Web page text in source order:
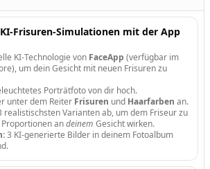
Frisuren-Simulationen mit der App
KI-Technologie von FaceApp (verfügbar im
um dein Gesicht mit neuen Frisuren zu
Porträtfoto von dir hoch.
unter dem Reiter Frisuren und Haarfarben an.
realistischsten Varianten ab, um dem Friseur zu
andeinem Gesicht wirken.
3 KI-generierte Bilder in deinem Fotoalbum